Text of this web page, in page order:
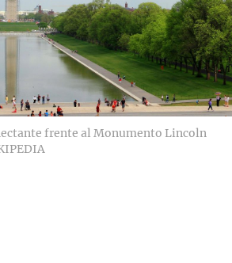
frente al Monumento Lincoln